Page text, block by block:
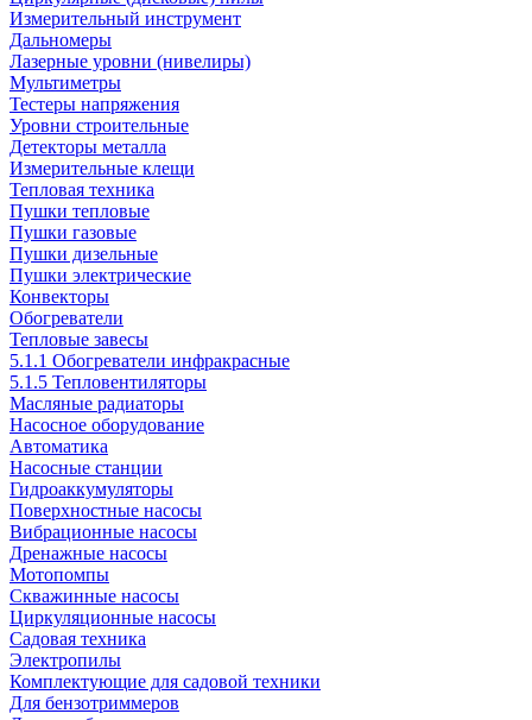
Измерительный инструмент
Дальномеры
Лазерные уровни (нивелиры)
Мультиметры
Тестеры напряжения
Уровни строительные
Детекторы металла
Измерительные клещи
Тепловая техника
Пушки тепловые
Пушки газовые
Пушки дизельные
Пушки электрические
Конвекторы
Обогреватели
Тепловые завесы
5.1.1 Обогреватели инфракрасные
5.1.5 Тепловентиляторы
Масляные радиаторы
Насосное оборудование
Автоматика
Насосные станции
Гидроаккумуляторы
Поверхностные насосы
Вибрационные насосы
Дренажные насосы
Мотопомпы
Скважинные насосы
Циркуляционные насосы
Садовая техника
Электропилы
Комплектующие для садовой техники
Для бензотриммеров